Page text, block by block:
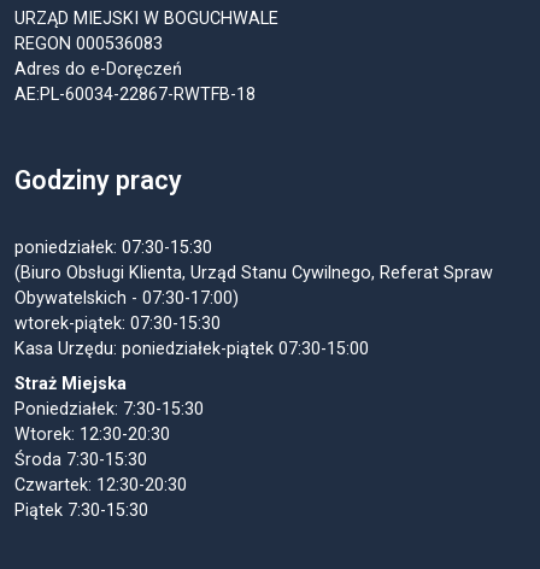
URZĄD MIEJSKI W BOGUCHWALE
REGON 000536083
Adres do e-Doręczeń
AE:PL-60034-22867-RWTFB-18
Godziny pracy
poniedziałek: 07:30-15:30
(Biuro Obsługi Klienta, Urząd Stanu Cywilnego, Referat Spraw
Obywatelskich - 07:30-17:00)
wtorek-piątek: 07:30-15:30
Kasa Urzędu: poniedziałek-piątek 07:30-15:00
Straż Miejska
Poniedziałek: 7:30-15:30
Wtorek: 12:30-20:30
Środa 7:30-15:30
Czwartek: 12:30-20:30
Piątek 7:30-15:30